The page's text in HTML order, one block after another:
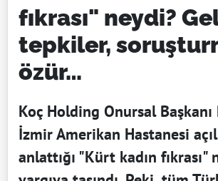
fıkrası" neydi?
tepkiler,
özür…
Koç Holding Onursal
İzmir Amerikan Hastanesi
anlattığı "Kürt kadın fıkrası"